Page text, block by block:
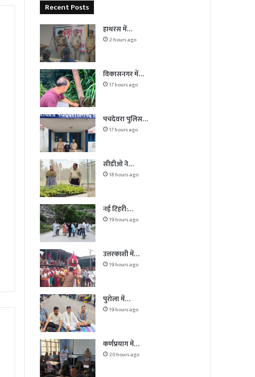
Recent Posts
हाथरस में…
2 hours ago
विकासनगर में…
17 hours ago
पचदेवरा पुलिस…
17 hours ago
सीडीओ ने…
18 hours ago
नई टिहरी:…
19 hours ago
उत्तरकाशी में…
19 hours ago
पुरोला में…
19 hours ago
कर्णप्रयाग में…
20 hours ago